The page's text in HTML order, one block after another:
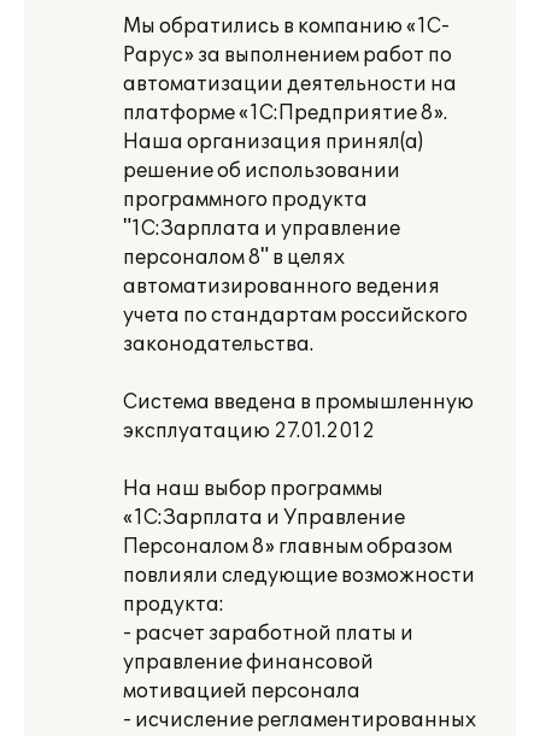
Мы обратились в компанию «1С-
Рарус» за выполнением работ по
автоматизации деятельности на
платформе «1С:Предприятие 8».
Наша организация принял(а)
решение об использовании
программного продукта
"1С:Зарплата и управление
персоналом 8" в целях
автоматизированного ведения
учета по стандартам российского
законодательства.
Система введена в промышленную
эксплуатацию 27.01.2012
На наш выбор программы
«1С:Зарплата и Управление
Персоналом 8» главным образом
повлияли следующие возможности
продукта:
- расчет заработной платы и
управление финансовой
мотивацией персонала
- исчисление регламентированных